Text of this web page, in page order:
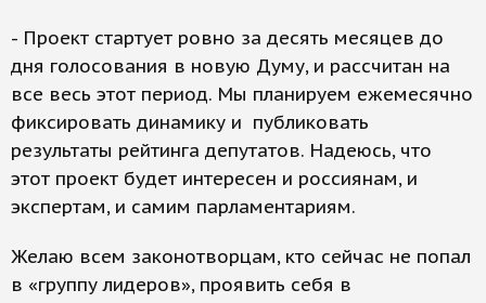
- Проект стартует ровно за десять месяцев до
дня голосования в новую Думу, и рассчитан на
все весь этот период. Мы планируем ежемесячно
фиксировать динамику и публиковать
результаты рейтинга депутатов. Надеюсь, что
этот проект будет интересен и россиянам, и
экспертам, и самим парламентариям.
Желаю всем законотворцам, кто сейчас не попал
в «группу лидеров», проявить себя в